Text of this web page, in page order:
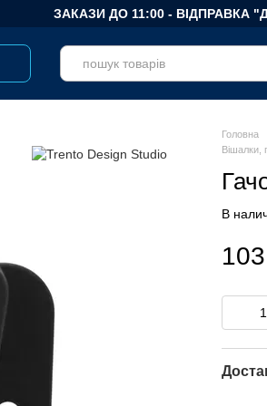
ЗАКАЗИ ДО 11:00 - ВІДПРАВКА
Головна
Вішалки,
В